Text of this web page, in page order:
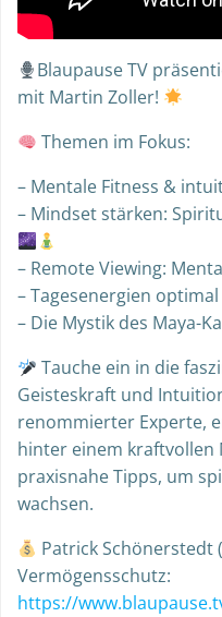
Blaupause TV
mit Martin Zoller!
Themen im Fokus:
– Mentale Fitness &
– Mindset stärken:
– Remote Viewing:
– Tagesenergien
– Die Mystik des Maya-
Tauche ein in die
Geisteskraft und
renommierter Experte,
hinter einem
praxisnahe Tipps, um
wachsen.
Patrick Schönerstedt
Vermögensschutz:
https://